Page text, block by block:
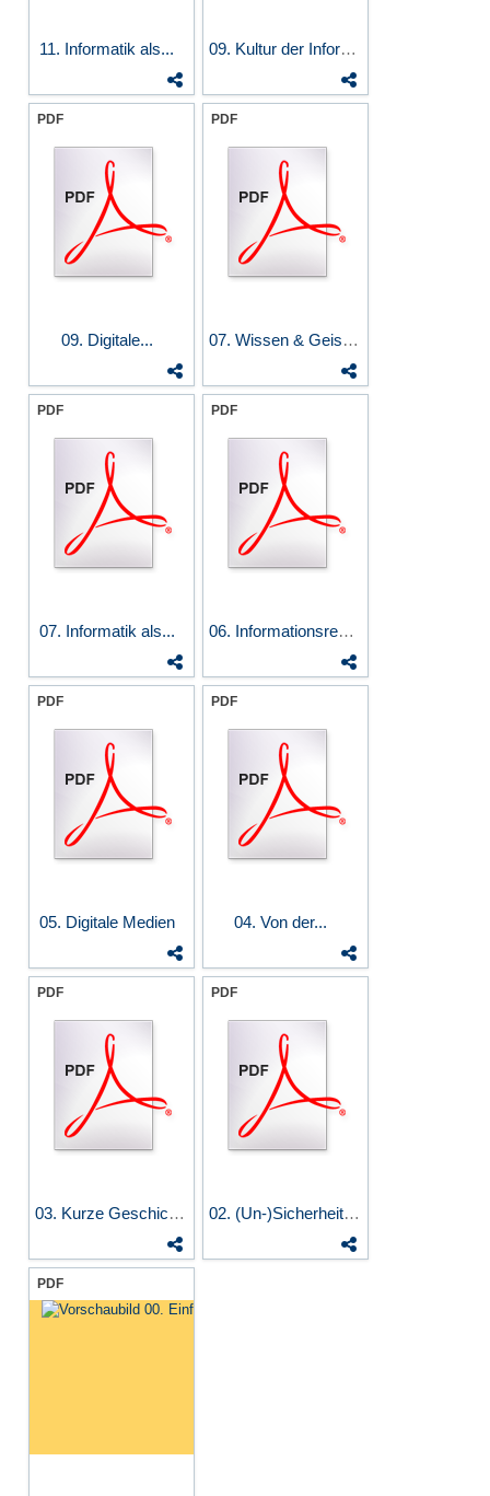
11. Informatik als... 09. Kultur der Informatik:...
PDF
09. Digitale...
PDF
07. Wissen & Geistiges...
PDF
07. Informatik als...
PDF
06. Informationsrecht...
PDF
05. Digitale Medien
PDF
04. Von der...
PDF
03. Kurze Geschichte der...
PDF
02. (Un-)Sicherheit der...
PDF